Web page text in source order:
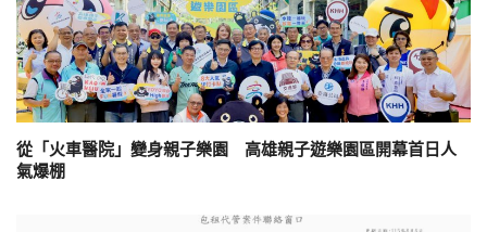
從「火車醫院」變身親子樂園 高雄親子遊樂園區開幕首日人
氣爆棚